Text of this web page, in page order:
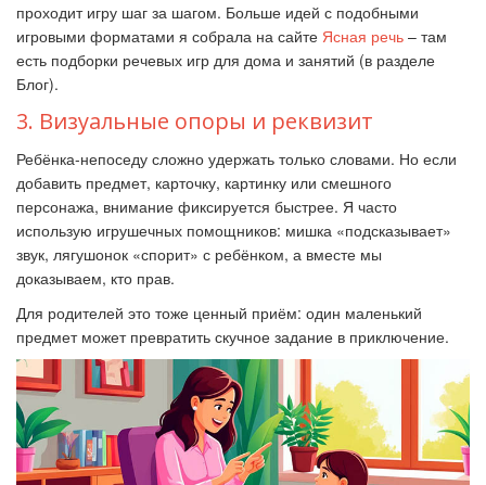
проходит игру шаг за шагом. Больше идей с подобными
игровыми форматами я собрала на сайте Ясная речь – там
есть подборки речевых игр для дома и занятий (в разделе
Блог).
3. Визуальные опоры и реквизит
Ребёнка-непоседу сложно удержать только словами. Но если
добавить предмет, карточку, картинку или смешного
персонажа, внимание фиксируется быстрее. Я часто
использую игрушечных помощников: мишка «подсказывает»
звук, лягушонок «спорит» с ребёнком, а вместе мы
доказываем, кто прав.
Для родителей это тоже ценный приём: один маленький
предмет может превратить скучное задание в приключение.